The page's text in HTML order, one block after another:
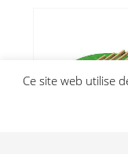
Ce site web utilise